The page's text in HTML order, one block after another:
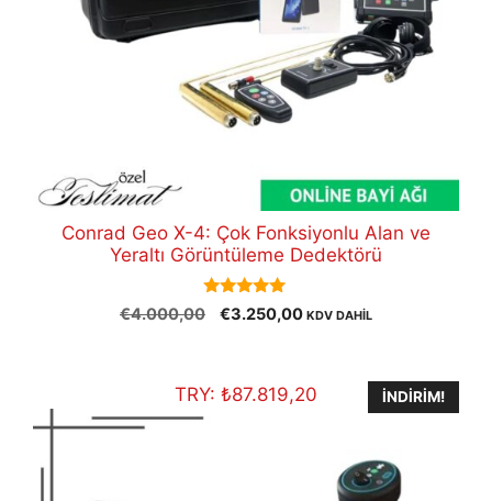
Conrad Geo X-4: Çok Fonksiyonlu Alan ve
Yeraltı Görüntüleme Dedektörü
5.00
out of 5
€4.000,00
Orijinal
€3.250,00Şu
€3.250,00.
KDV DAHİL
TRY: ₺87.819,20 İNDIRIM!